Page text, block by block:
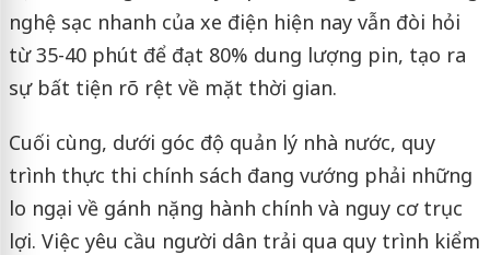
nghệ sạc nhanh của xe điện hiện nay vẫn đòi hỏi
từ 35-40 phút để đạt 80% dung lượng pin, tạo ra
sự bất tiện rõ rệt về mặt thời gian.
Cuối cùng, dưới góc độ quản lý nhà nước, quy
trình thực thi chính sách đang vướng phải những
lo ngại về gánh nặng hành chính và nguy cơ trục
lợi. Việc yêu cầu người dân trải qua quy trình kiểm